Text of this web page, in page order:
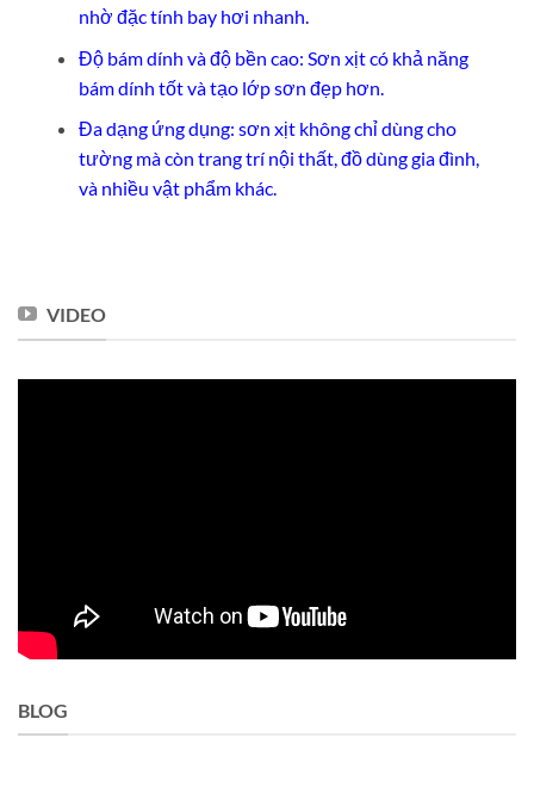
nhờ đặc tính bay hơi nhanh.
Độ bám dính và độ bền cao: Sơn xịt có khả năng
bám dính tốt và tạo lớp sơn đẹp hơn.
Đa dạng ứng dụng: sơn xịt không chỉ dùng cho
tường mà còn trang trí nội thất, đồ dùng gia đình,
và nhiều vật phẩm khác.
VIDEO
BLOG